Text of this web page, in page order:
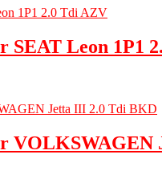
SEAT Leon 1P1